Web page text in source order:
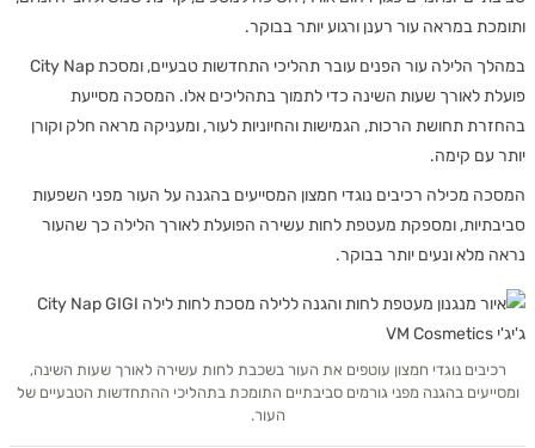
במראה עור רענן ורגוע יותר בבוקר.
במהלך הלילה עור הפנים עובר תהליכי התחדשות טבעיים, ומסכת City Nap
לאורך שעות השינה כדי לתמוך בתהליכים אלו. המסכה מסייעת
תחושת הרכות, הגמישות והחיוניות לעור, ומעניקה מראה חלק וקורן
עם קימה.
מכילה רכיבים נוגדי חמצון המסייעים בהגנה על העור מפני השפעות
ומספקת מעטפת לחות עשירה הפועלת לאורך הלילה כך שהעור
מלא ונעים יותר בבוקר.
נוגדי חמצון עוטפים את העור בשכבת לחות עשירה לאורך שעות השינה,
בהגנה מפני גורמים סביבתיים התומכת בתהליכי ההתחדשות הטבעיים של